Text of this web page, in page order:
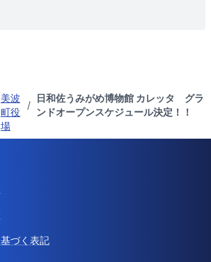
美波
町役
場
/
日和佐うみがめ博物館 カレッタ グラ
ンドオープンスケジュール決定！！
づく表記